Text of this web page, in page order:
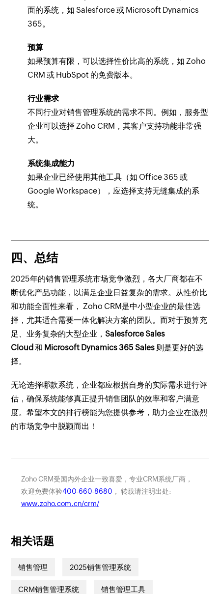
面的系统，如 Salesforce 或 Microsoft Dynamics
365。
预算
如果预算有限，可以选择性价比高的系统，如 Zoho
CRM 或 HubSpot 的免费版本。
行业需求
不同行业对销售管理系统的需求不同。例如，服务型
企业可以选择 Zoho CRM，其客户支持功能非常强
大。
系统集成能力
如果企业已经使用其他工具（如 Office 365 或
Google Workspace），应选择支持无缝集成的系
统。
四、总结
2025年的销售管理系统市场竞争激烈，各大厂商都在不
断优化产品功能，以满足企业日益复杂的需求。从性价比
和功能全面性来看， Zoho CRM是中小型企业的最佳选
择，尤其适合需要一体化解决方案的团队。而对于预算充
足、业务复杂的大型企业，Salesforce Sales
Cloud 和 Microsoft Dynamics 365 Sales 则是更好的选
择。
无论选择哪款系统，企业都应根据自身的实际需求进行评
估，确保系统能够真正提升销售团队的效率和客户满意
度。希望本文的排行榜能为您提供参考，助力企业在激烈
的市场竞争中脱颖而出！
Zoho CRM受国内外企业一致喜爱，专业CRM系统厂商，
欢迎免费体验400-660-8680 ， 转载请注明出处:
www.zoho.com.cn/crm/
相关话题
销售管理 2025销售管理系统
CRM销售管理系统 销售管理工具